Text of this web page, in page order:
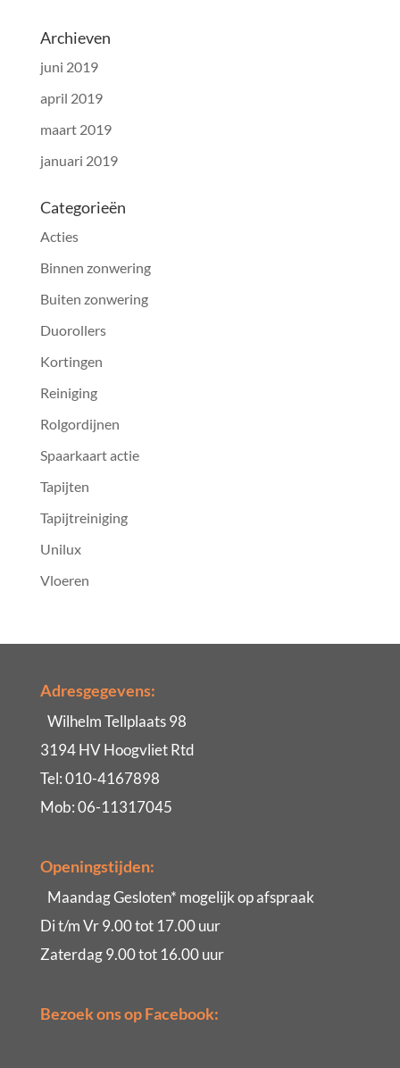
Archieven
juni 2019
april 2019
maart 2019
januari 2019
Categorieën
Acties
Binnen zonwering
Buiten zonwering
Duorollers
Kortingen
Reiniging
Rolgordijnen
Spaarkaart actie
Tapijten
Tapijtreiniging
Unilux
Vloeren
Adresgegevens:
Wilhelm Tellplaats 98
3194 HV Hoogvliet Rtd
Tel: 010-4167898
Mob: 06-11317045
Openingstijden:
Maandag Gesloten* mogelijk op afspraak
Di t/m Vr 9.00 tot 17.00 uur
Zaterdag 9.00 tot 16.00 uur
Bezoek ons op Facebook: